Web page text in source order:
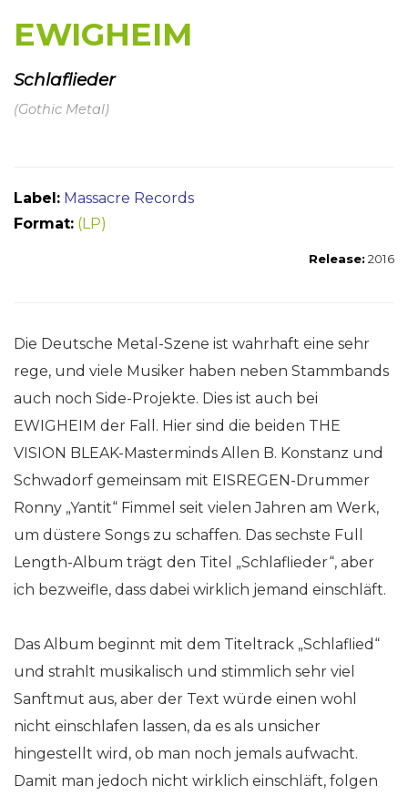
EWIGHEIM
Schlaflieder
(Gothic Metal)
Label: Massacre Records
Format: (LP)
Release: 2016
Die Deutsche Metal-Szene ist wahrhaft eine sehr
rege, und viele Musiker haben neben Stammbands
auch noch Side-Projekte. Dies ist auch bei
EWIGHEIM der Fall. Hier sind die beiden THE
VISION BLEAK-Masterminds Allen B. Konstanz und
Schwadorf gemeinsam mit EISREGEN-Drummer
Ronny „Yantit“ Fimmel seit vielen Jahren am Werk,
um düstere Songs zu schaffen. Das sechste Full
Length-Album trägt den Titel „Schlaflieder“, aber
ich bezweifle, dass dabei wirklich jemand einschläft.
Das Album beginnt mit dem Titeltrack „Schlaflied“
und strahlt musikalisch und stimmlich sehr viel
Sanftmut aus, aber der Text würde einen wohl
nicht einschlafen lassen, da es als unsicher
hingestellt wird, ob man noch jemals aufwacht.
Damit man jedoch nicht wirklich einschläft, folgen